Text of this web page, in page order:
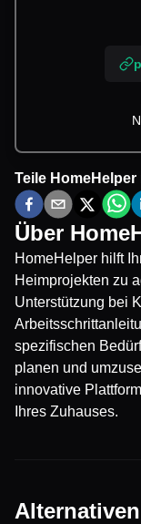
Teile HomeHelper
Über
HomeHelper hilft
Heimprojekten zu
Unterstützung bei
spezifischen
planen und
innovative
Ihres Zuhauses.